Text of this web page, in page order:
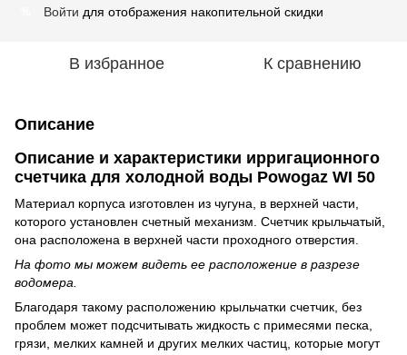
Войти для отображения накопительной скидки
В избранное К сравнению
Описание
Описание и характеристики ирригационного
счетчика для холодной воды Powogaz WI 50
Материал корпуса изготовлен из чугуна, в верхней части,
которого установлен счетный механизм. Счетчик крыльчатый,
она расположена в верхней части проходного отверстия.
На фото мы можем видеть ее расположение в разрезе
водомера.
Благодаря такому расположению крыльчатки счетчик, без
проблем может подсчитывать жидкость с примесями песка,
грязи, мелких камней и других мелких частиц, которые могут